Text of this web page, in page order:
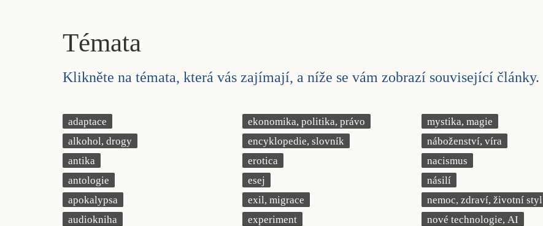
Témata
Klikněte na témata, která vás zajímají, a níže se vám zobrazí související články.
adaptace
alkohol, drogy
antika
antologie
apokalypsa
audiokniha
ekonomika, politika, právo
encyklopedie, slovník
erotica
esej
exil, migrace
experiment
mystika, magie
náboženství, víra
nacismus
násilí
nemoc, zdraví, životní styl
nové technologie, AI